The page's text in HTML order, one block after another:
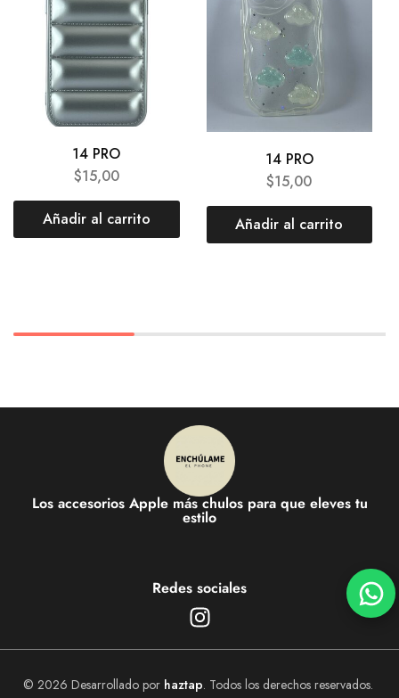
14 PRO
$15,00
Añadir al carrito
14 PRO
$15,00
Añadir al carrito
Los accesorios Apple más chulos para que eleves tu
estilo
Redes sociales
© 2026 Desarrollado por haztap. Todos los derechos reservados.